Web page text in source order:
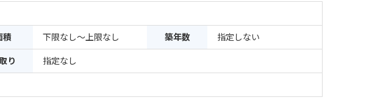
積 下限なし～上限なし 築年数
指定しない
り
指定なし